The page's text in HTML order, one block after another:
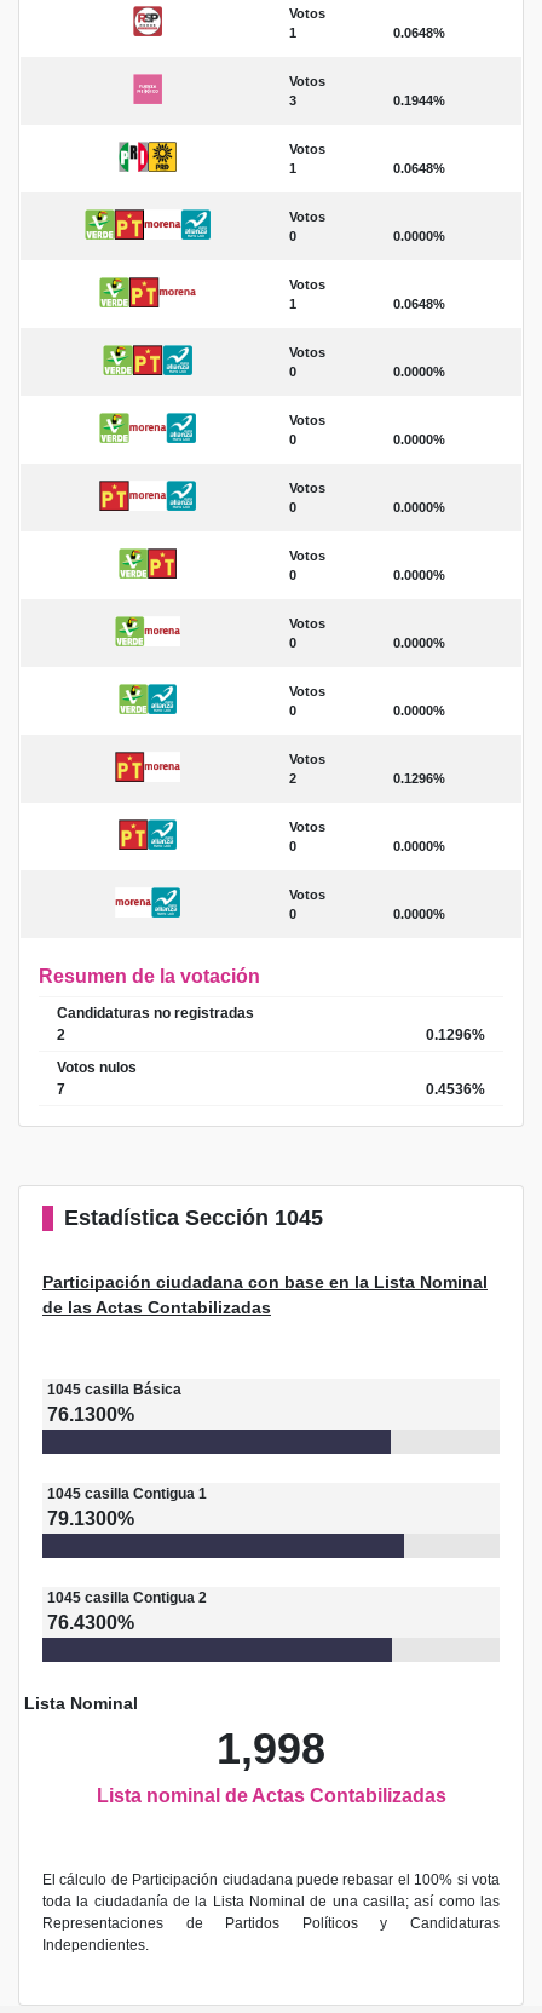
Votos
1
0.0648%
Votos
3
0.1944%
Votos
1
0.0648%
Votos
0
0.0000%
Votos
1
0.0648%
Votos
0
0.0000%
Votos
0
0.0000%
Votos
0
0.0000%
Votos
0
0.0000%
Votos
0
0.0000%
Votos
0
0.0000%
Votos
2
0.1296%
Votos
0
0.0000%
Votos
0
0.0000%
Resumen de la votación
Candidaturas no registradas
2
0.1296%
Votos nulos
7
0.4536%
Estadística Sección 1045
Participación ciudadana con base en la Lista Nominal
de las Actas Contabilizadas
1045 casilla Básica
76.1300%
1045 casilla Contigua 1
79.1300%
1045 casilla Contigua 2
76.4300%
Lista Nominal
1,998
Lista nominal de Actas Contabilizadas
El cálculo de Participación ciudadana puede rebasar el 100% si vota
toda la ciudadanía de la Lista Nominal de una casilla; así como las
Representaciones de Partidos Políticos y Candidaturas
Independientes.